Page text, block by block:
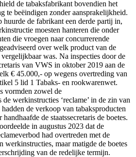
de tabaksfabrikant bovendien het
te beëindigen zonder aansprakelijkheid.
de fabrikant een derde partij in,
moesten hanteren die onder
die vroegen naar concurrerende
over welk product van de
was. Na inspecties door de
van VWS in oktober 2019 aan de
€ 45.000,- op wegens overtreding van
5 lid 1 Tabaks‑ en rookwarenwet.
vormden zowel de
werkinstructies ‘reclame’ in de zin van
de verkoop van tabaksproducten
de staatssecretaris de boetes.
in augustus 2023 dat de
had overtreden met de
werkinstructies, maar matigde de boetes
van de redelijke termijn.